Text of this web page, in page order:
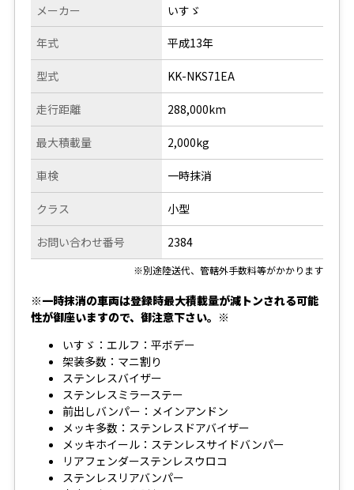
メーカー
年式
型式
走行距離
いすゞ
平成13年
KK-NKS71EA
288,000km
最大積載量
車検
クラス
お問い合わせ番号
2,000kg
一時抹消
小型
2384
※別途陸送代、管轄外手数料等がかかります
※一時抹消の車両は登録時最大積載量が減トンされる可能
性が御座いますので、御注意下さい。※
いすゞ：エルフ：平ボデー
架装多数：マニ割り
ステンレスバイザー
ステンレスミラーステー
前出しバンパー：メインアンドン
メッキ多数：ステンレスドアバイザー
メッキホイール：ステンレスサイドバンパー
リアフェンダーステンレスウロコ
ステンレスリアバンパー